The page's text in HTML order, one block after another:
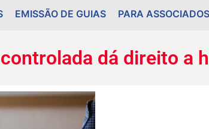
EMISSÃO DE GUIAS PARA ASSOCIADOS
dá direito a